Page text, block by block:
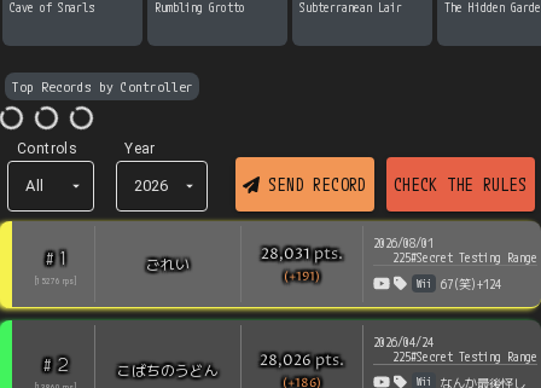
Cave of Snarls
Rumbling Grotto
Subterranean Lair
The Hidden
Top Records by Controller
Controls
All
Year
2026 SEND RECORD CHECK THE RULES
# 1
15276 rps
ごれい 28,031pts.
(+191)
2026/08/01
225#Secret Testing Range
Wii 67(笑)+124
# 2 こばちのうどん 28,026pts.
(+186)
2026/04/24
225#Secret Testing Range
Wii
なんか最後怪し